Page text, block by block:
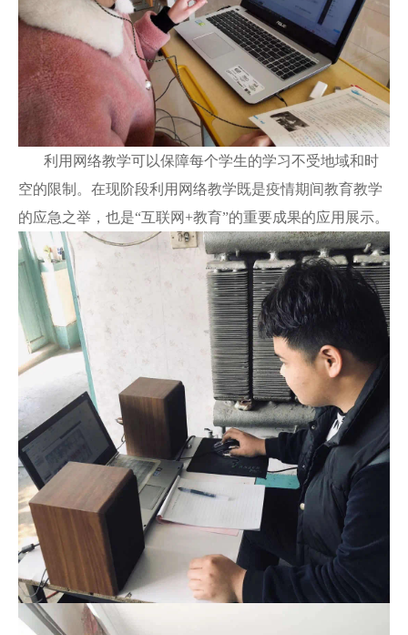
利用 网络教学可以保障每个学生的学习不受地域和时
空的限制。在现阶段利用 网络教学既是疫情期间教育教学
的应急之举，也是“互联网+教育”的重要成果的应用展示。